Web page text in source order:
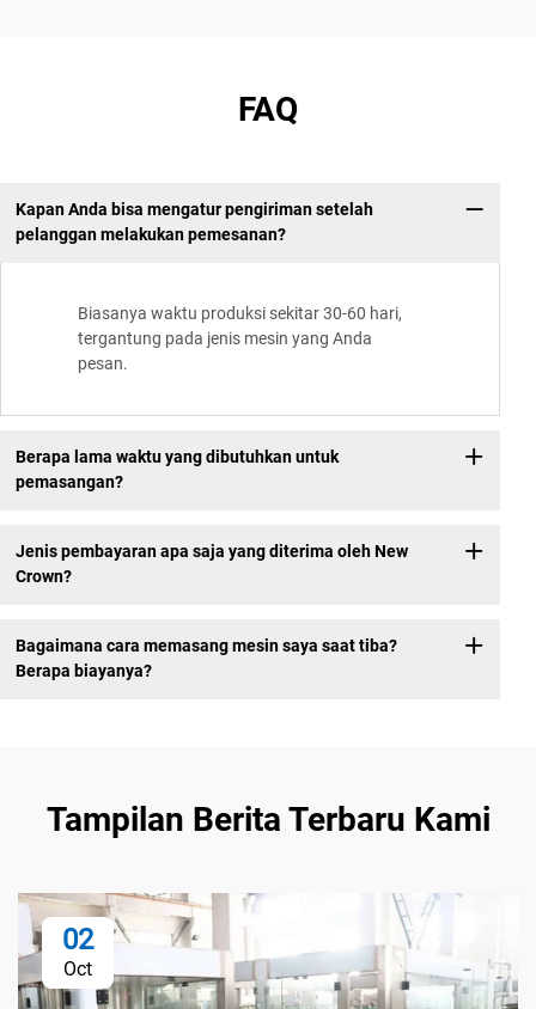
FAQ
Kapan Anda bisa mengatur pengiriman setelah
pelanggan melakukan pemesanan?
Biasanya waktu produksi sekitar 30-60 hari,
tergantung pada jenis mesin yang Anda
pesan.
Berapa lama waktu yang dibutuhkan untuk
pemasangan?
Jenis pembayaran apa saja yang diterima oleh New
Crown?
Bagaimana cara memasang mesin saya saat tiba?
Berapa biayanya?
Tampilan Berita Terbaru Kami
02
Oct